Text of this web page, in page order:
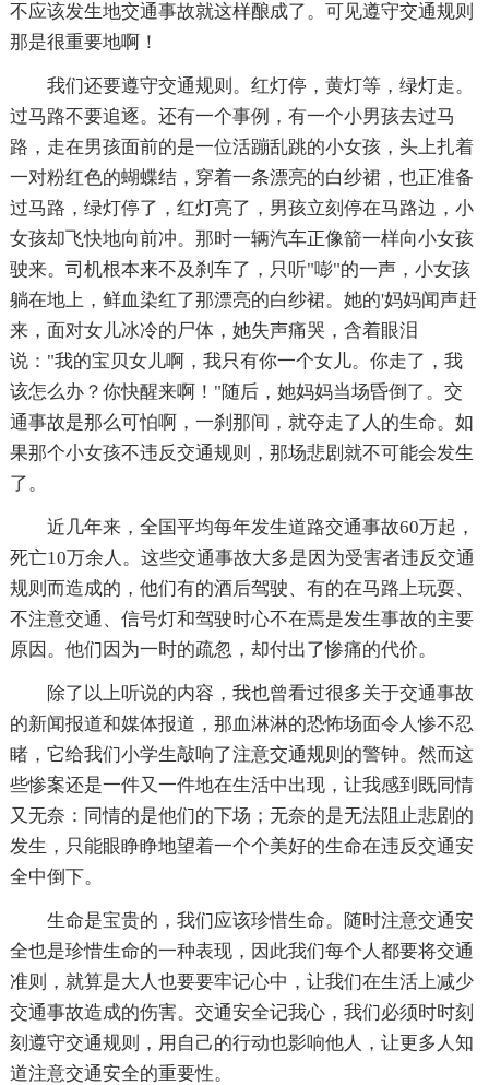
不应该发生地交通事故就这样酿成了。可见遵守交通规则
那是很重要地啊！
我们还要遵守交通规则。红灯停，黄灯等，绿灯走。
过马路不要追逐。还有一个事例，有一个小男孩去过马
路，走在男孩面前的是一位活蹦乱跳的小女孩，头上扎着
一对粉红色的蝴蝶结，穿着一条漂亮的白纱裙，也正准备
过马路，绿灯停了，红灯亮了，男孩立刻停在马路边，小
女孩却飞快地向前冲。那时一辆汽车正像箭一样向小女孩
驶来。司机根本来不及刹车了，只听"嘭"的一声，小女孩
躺在地上，鲜血染红了那漂亮的白纱裙。她的'妈妈闻声赶
来，面对女儿冰冷的尸体，她失声痛哭，含着眼泪
说："我的宝贝女儿啊，我只有你一个女儿。你走了，我
该怎么办？你快醒来啊！"随后，她妈妈当场昏倒了。交
通事故是那么可怕啊，一刹那间，就夺走了人的生命。如
果那个小女孩不违反交通规则，那场悲剧就不可能会发生
了。
近几年来，全国平均每年发生道路交通事故60万起，
死亡10万余人。这些交通事故大多是因为受害者违反交通
规则而造成的，他们有的酒后驾驶、有的在马路上玩耍、
不注意交通、信号灯和驾驶时心不在焉是发生事故的主要
原因。他们因为一时的疏忽，却付出了惨痛的代价。
除了以上听说的内容，我也曾看过很多关于交通事故
的新闻报道和媒体报道，那血淋淋的恐怖场面令人惨不忍
睹，它给我们小学生敲响了注意交通规则的警钟。然而这
些惨案还是一件又一件地在生活中出现，让我感到既同情
又无奈：同情的是他们的下场；无奈的是无法阻止悲剧的
发生，只能眼睁睁地望着一个个美好的生命在违反交通安
全中倒下。
生命是宝贵的，我们应该珍惜生命。随时注意交通安
全也是珍惜生命的一种表现，因此我们每个人都要将交通
准则，就算是大人也要要牢记心中，让我们在生活上减少
交通事故造成的伤害。交通安全记我心，我们必须时时刻
刻遵守交通规则，用自己的行动也影响他人，让更多人知
道注意交通安全的重要性。